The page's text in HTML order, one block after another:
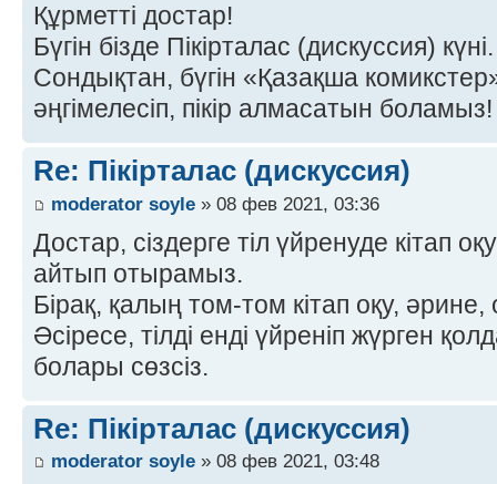
Құрметті достар!
Бүгін бізде Пікірталас (дискуссия) күні.
Сондықтан, бүгін «Қазақша
әңгімелесіп, пікір алмасатын боламыз!
Re: Пікірталас (дискуссия)
moderator soyle » 08 фев 2021, 03:36
Достар, сіздерге тіл үйренуде кітап
айтып отырамыз.
Бірақ, қалың том-том кітап оқу,
Әсіресе, тілді енді үйреніп жүрген
болары сөзсіз.
Re: Пікірталас (дискуссия)
moderator soyle » 08 фев 2021, 03:48